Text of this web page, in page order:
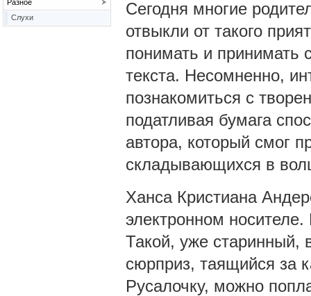
Сегодня многие
отвыкли от такого
понимать и принимать
текста. Несомненно,
познакомиться с
податливая бумага
автора, который смог
складывающихся в
Ханса Кристиана
электронном
Такой, уже
сюрприз, таящийся за
Русалочку, можно
Разное
Слухи